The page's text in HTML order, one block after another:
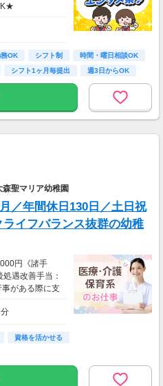
♪
や金欠時の救
額GET！
ません♪
夜手当）
OK シフト制
時間・曜日相談OK
シフト1ヶ月毎提出 週3日からOK
聖マリア幼稚園
／年間休日130日／土日祝
イフバランス抜群の幼稚
円《諸手
遇改善手当：
がある際に支
（実績計4.00ヶ
資格を活かせる